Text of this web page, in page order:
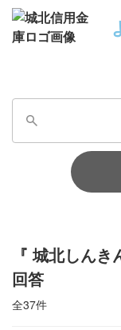
『 城北しん
回答
全37件